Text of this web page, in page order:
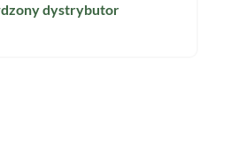
dystrybutor